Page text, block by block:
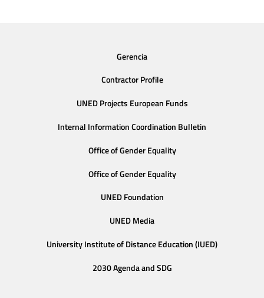
Gerencia
Contractor Profile
UNED Projects European Funds
Internal Information Coordination Bulletin
Office of Gender Equality
Office of Gender Equality
UNED Foundation
UNED Media
University Institute of Distance Education (IUED)
2030 Agenda and SDG